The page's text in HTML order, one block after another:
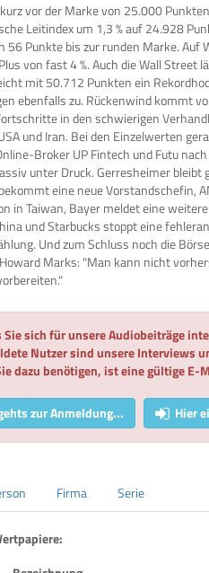
vor der Marke von 25.000
Leitindex um 1,3 % auf 24.928
56 Punkte bis zur runden Marke. Auf
von fast 4 %. Auch die Wall Street
mit 50.712 Punkten ein
ebenfalls zu. Rückenwind kommt
in den schwierigen
und Iran. Bei den Einzelwerten
Broker UP Fintech und Futu
unter Druck. Gerresheimer bleibt
eine neue Vorstandschefin,
in Taiwan, Bayer meldet eine
und Starbucks stoppt eine
Und zum Schluss noch die
Marks: "Man kann nicht
Sie sich für unsere Audiobeiträge
Nutzer sind unsere Interviews
dazu benötigen, ist eine gültige
zur Anmeldung... Hier
Firma Serie